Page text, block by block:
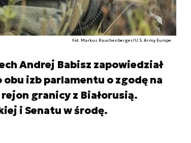
Fot. Markus Rauchenberger/U.S. Army Europe
Andrej Babisz zapowiedział
izb parlamentu o zgodę na
granicy z Białorusią.
i Senatu w środę.